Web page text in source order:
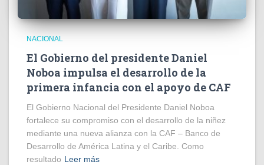
NACIONAL
El Gobierno del presidente Daniel
Noboa impulsa el desarrollo de la
primera infancia con el apoyo de CAF
El Gobierno Nacional del Presidente Daniel Noboa
fortalece su compromiso con el desarrollo de la niñez
mediante una nueva alianza con la CAF – Banco de
Desarrollo de América Latina y el Caribe. Como
resultado Leer más